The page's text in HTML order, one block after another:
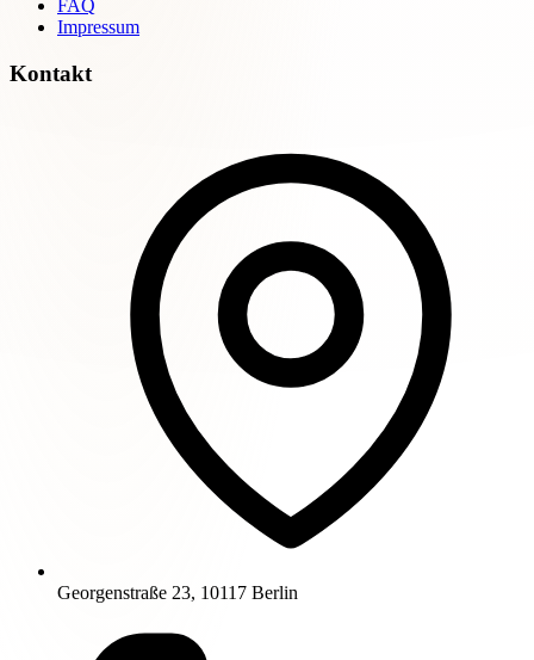
FAQ
Impressum
Kontakt
Georgenstraße 23, 10117 Berlin